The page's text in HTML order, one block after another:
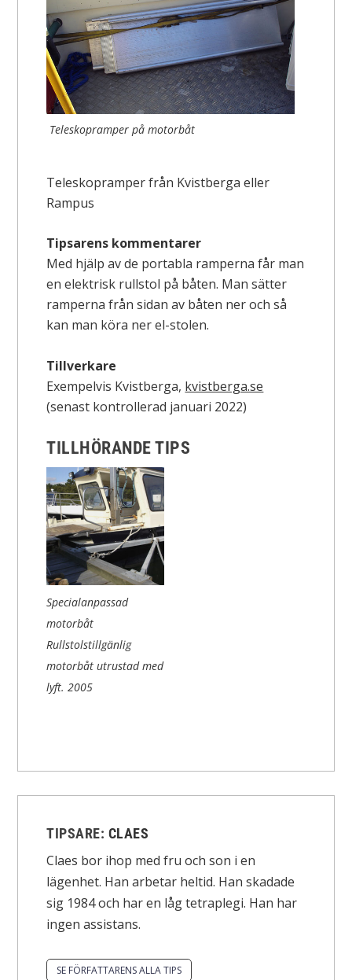
Teleskopramper på motorbåt
Teleskopramper från Kvistberga eller
Rampus
Tipsarens kommentarer
Med hjälp av de portabla ramperna får man
en elektrisk rullstol på båten. Man sätter
ramperna från sidan av båten ner och så
kan man köra ner el-stolen.
Tillverkare
Exempelvis Kvistberga, kvistberga.se
(senast kontrollerad januari 2022)
TILLHÖRANDE TIPS
Specialanpassad
motorbåt
Rullstolstillgänlig
motorbåt utrustad med
lyft.2005
TIPSARE: CLAES
Claes bor ihop med fru och son i en
lägenhet. Han arbetar heltid. Han skadade
sig 1984 och har en låg tetraplegi. Han har
ingen assistans.
SE FÖRFATTARENS ALLA TIPS